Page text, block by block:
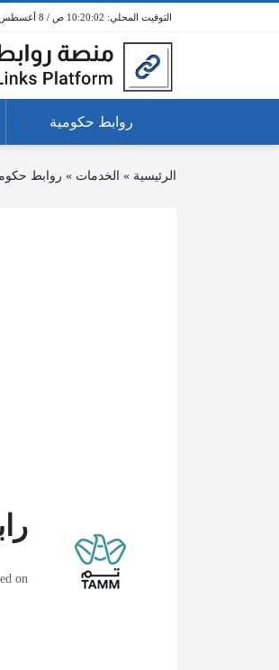
10:20:02 ص / 8 أغسطس 2026
روابط حكومية
الرئيسية » الخدمات » روابط
on